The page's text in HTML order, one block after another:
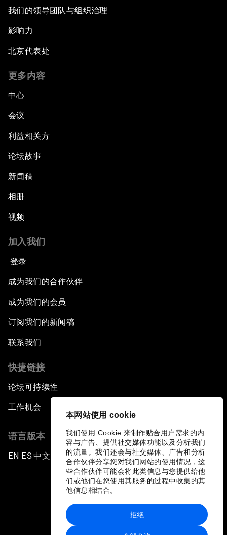
本网站使用 cookie
我们使用 Cookie 来制作贴合用户需求的内
容与广告、提供社交媒体功能以及分析我们
的流量。我们还会与社交媒体、广告和分析
合作伙伴分享您对我们网站的使用情况，这
些合作伙伴可能会将此类信息与您提供给他
们或他们在您使用其服务的过程中收集的其
他信息相结合。
拒绝
我们的领导团队与组织治理
影响力
北京代表处
更多内容
中心
会议
利益相关方
论坛故事
新闻稿
相册
视频
加入我们
登录
成为我们的合作伙伴
成为我们的会员
订阅我们的新闻稿
联系我们
快捷链接
论坛可持续性
工作机会
语言版本
EN ▪ES▪中文▪ 日本語